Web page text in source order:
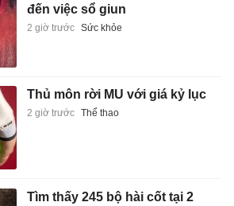
đến việc sổ giun
2 giờ trước Sức khỏe
Thủ môn rời MU với giá kỷ lục
2 giờ trước Thể thao
Tìm thấy 245 bộ hài cốt tại 2